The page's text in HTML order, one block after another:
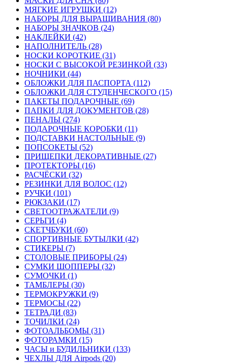
МЯГКИЕ ИГРУШКИ (12)
НАБОРЫ ДЛЯ ВЫРАЩИВАНИЯ (80)
НАБОРЫ ЗНАЧКОВ (24)
НАКЛЕЙКИ (42)
НАПОЛНИТЕЛЬ (28)
НОСКИ КОРОТКИЕ (31)
НОСКИ С ВЫСОКОЙ РЕЗИНКОЙ (33)
НОЧНИКИ (44)
ОБЛОЖКИ ДЛЯ ПАСПОРТА (112)
ОБЛОЖКИ ДЛЯ СТУДЕНЧЕСКОГО (15)
ПАКЕТЫ ПОДАРОЧНЫЕ (69)
ПАПКИ ДЛЯ ДОКУМЕНТОВ (28)
ПЕНАЛЫ (274)
ПОДАРОЧНЫЕ КОРОБКИ (11)
ПОДСТАВКИ НАСТОЛЬНЫЕ (9)
ПОПСОКЕТЫ (52)
ПРИЩЕПКИ ДЕКОРАТИВНЫЕ (27)
ПРОТЕКТОРЫ (16)
РАСЧЁСКИ (32)
РЕЗИНКИ ДЛЯ ВОЛОС (12)
РУЧКИ (101)
РЮКЗАКИ (17)
СВЕТООТРАЖАТЕЛИ (9)
СЕРЬГИ (4)
СКЕТЧБУКИ (60)
СПОРТИВНЫЕ БУТЫЛКИ (42)
СТИКЕРЫ (7)
СТОЛОВЫЕ ПРИБОРЫ (24)
СУМКИ ШОППЕРЫ (32)
СУМОЧКИ (1)
ТАМБЛЕРЫ (30)
ТЕРМОКРУЖКИ (9)
ТЕРМОСЫ (22)
ТЕТРАДИ (83)
ТОЧИЛКИ (24)
ФОТОАЛЬБОМЫ (31)
ФОТОРАМКИ (15)
ЧАСЫ и БУДИЛЬНИКИ (133)
ЧЕХЛЫ ДЛЯ Airpods (20)